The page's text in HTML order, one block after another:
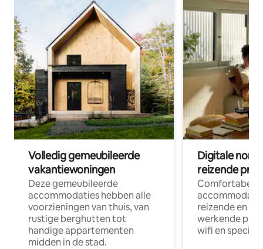
Volledig gemeubileerde
vakantiewoningen
Deze gemeubileerde
accommodaties hebben alle
voorzieningen van thuis, van
rustige berghutten tot
handige appartementen
midden in de stad.
Digitale
reizende
Comfortabele
reizende en
werkende
wifi en